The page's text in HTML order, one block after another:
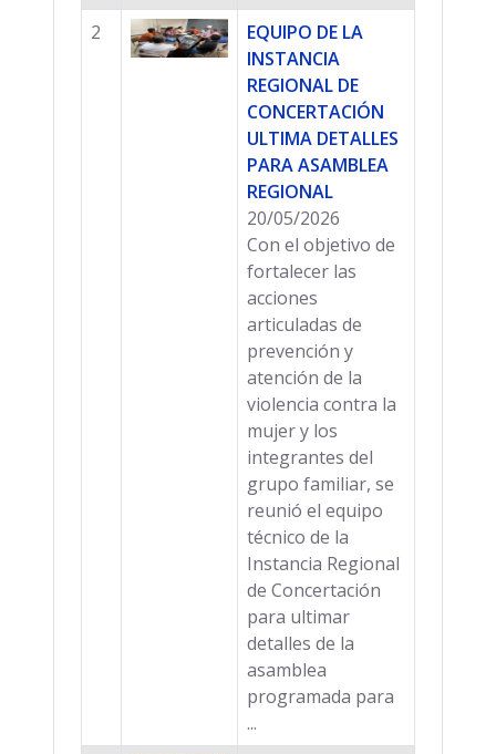
2
EQUIPO DE LA
INSTANCIA
REGIONAL DE
CONCERTACIÓN
ULTIMA DETALLES
PARA ASAMBLEA
REGIONAL
20/05/2026
Con el objetivo de
fortalecer las
acciones
articuladas de
prevención y
atención de la
violencia contra la
mujer y los
integrantes del
grupo familiar, se
reunió el equipo
técnico de la
Instancia Regional
de Concertación
para ultimar
detalles de la
asamblea
programada para
...